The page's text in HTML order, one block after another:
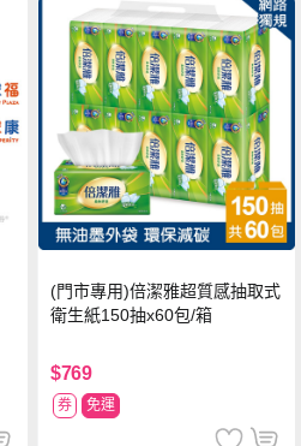
(門市專用)倍潔雅超質感抽取式
衛生紙150抽x60包/箱
$769
券 免運